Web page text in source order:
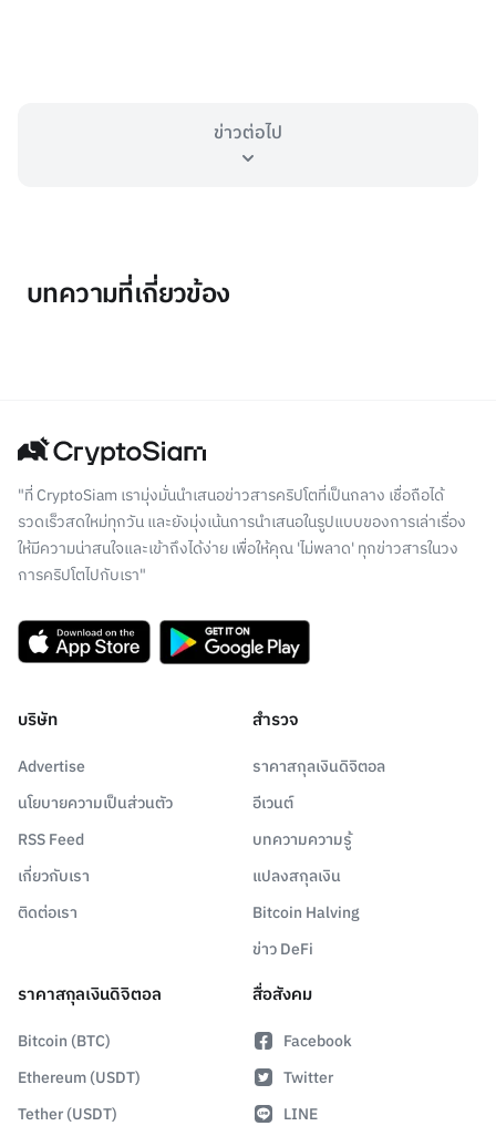
ข่าวต่อไป
บทความที่เกี่ยวข้อง
"ที่ CryptoSiam เรามุ่งมั่นนำเสนอข่าวสารคริปโตที่เป็นกลาง เชื่อถือได้
รวดเร็วสดใหม่ทุกวัน และยังมุ่งเน้นการนำเสนอในรูปแบบของการเล่าเรื่อง
ให้มีความน่าสนใจและเข้าถึงได้ง่าย เพื่อให้คุณ 'ไม่พลาด' ทุกข่าวสารในวง
การคริปโตไปกับเรา"
บริษัท
Advertise
นโยบายความเป็นส่วนตัว
RSS Feed
เกี่ยวกับเรา
ติดต่อเรา
สำรวจ
ราคาสกุลเงินดิจิตอล
อีเวนต์
บทความความรู้
แปลงสกุลเงิน
Bitcoin Halving
ข่าว DeFi
ราคาสกุลเงินดิจิตอล
Bitcoin (BTC)
Ethereum (USDT)
Tether (USDT)
สื่อสังคม
Facebook
Twitter
LINE